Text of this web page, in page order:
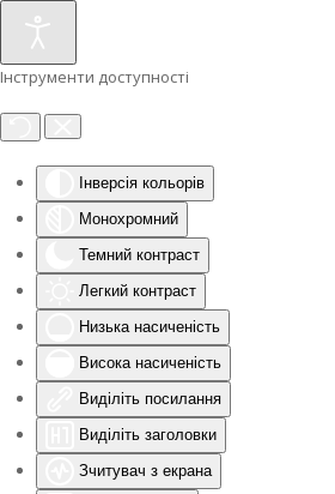
Інструменти доступності
Інверсія кольорів
Монохромний
Темний контраст
Легкий контраст
Низька насиченість
Висока насиченість
Виділіть посилання
Виділіть заголовки
Зчитувач з екрана